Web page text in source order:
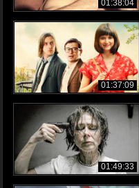
01:38:04
01:37:09
01:49:33